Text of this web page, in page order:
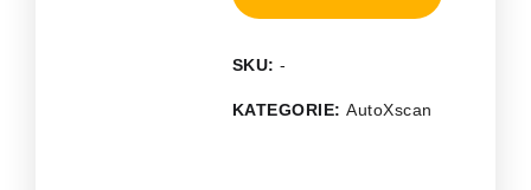
SKU:-
KATEGORIE:AutoXscan